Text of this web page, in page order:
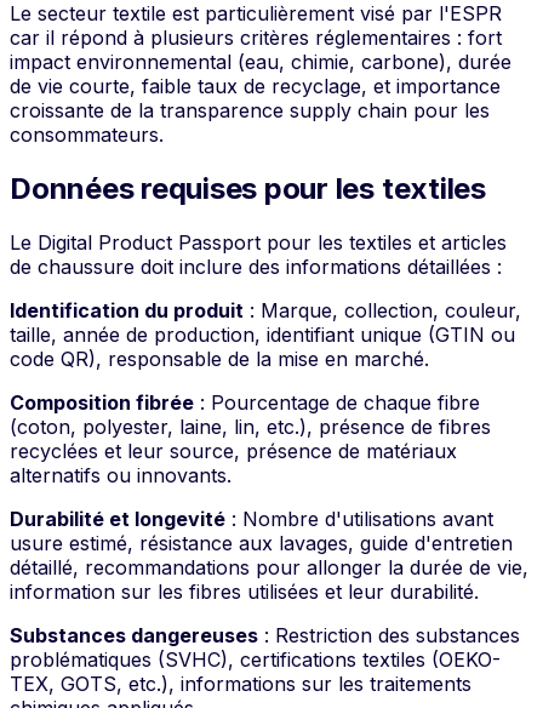
Le secteur textile est particulièrement visé par l'ESPR
car il répond à plusieurs critères réglementaires : fort
impact environnemental (eau, chimie, carbone), durée
de vie courte, faible taux de recyclage, et importance
croissante de la transparence supply chain pour les
consommateurs.
Données requises pour les textiles
Le Digital Product Passport pour les textiles et articles
de chaussure doit inclure des informations détaillées :
Identification du produit : Marque, collection, couleur,
taille, année de production, identifiant unique (GTIN ou
code QR), responsable de la mise en marché.
Composition fibrée : Pourcentage de chaque fibre
(coton, polyester, laine, lin, etc.), présence de fibres
recyclées et leur source, présence de matériaux
alternatifs ou innovants.
Durabilité et longevité : Nombre d'utilisations avant
usure estimé, résistance aux lavages, guide d'entretien
détaillé, recommandations pour allonger la durée de vie,
information sur les fibres utilisées et leur durabilité.
Substances dangereuses : Restriction des substances
problématiques (SVHC), certifications textiles (OEKO-
TEX, GOTS, etc.), informations sur les traitements